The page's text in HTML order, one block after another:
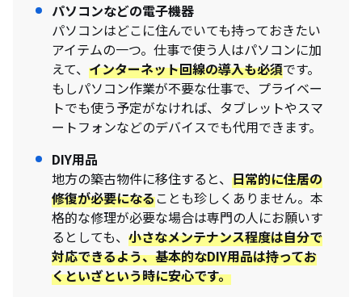
パソコンなどの電子機器
パソコンはどこに住んでいても持っておきたい
アイテムの一つ。仕事で使う人はパソコンに加
えて、 インターネット回線の導入も必須です。
もしパソコン作業が不要な仕事で、プライベー
トでも使う予定がなければ、タブレットやスマ
ートフォンなどのデバイスでも代用できます。
DIY用品
地方の築古物件に移住すると、 日常的に住居の
修復が必要になることも珍しくありません。本
格的な修理が必要な場合は専門の人にお願いす
るとしても、 小さなメンテナンス程度は自分で
対応できるよう、基本的なDIY用品は持ってお
くといざという時に安心です。